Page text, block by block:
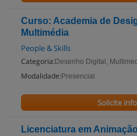
Curso: Academia de
Multimédia
People & Skills
Categoria: Desenho Digital,
Modalidade: Presencial
Solicite
Licenciatura em